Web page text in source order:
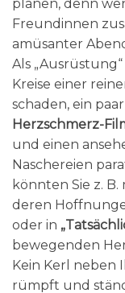
planen, denn
Freundinnen
amüsanter
Als
Kreise einer
schaden, ein paar
Herzschmerz-
und einen
Naschereien
könnten Sie z.
deren
oder in
bewegenden
Kein Kerl neben
rümpft und